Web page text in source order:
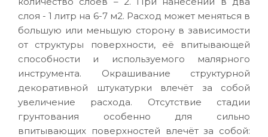
слоя - 1 литр на 6-7 м2. Расход может меняться в
большую или меньшую сторону в зависимости
от структуры поверхности, её впитывающей
способности и используемого малярного
инструмента. Окрашивание структурной
декоративной штукатурки влечёт за собой
увеличение расхода. Отсутствие стадии
грунтования особенно для сильно
впитывающих поверхностей влечёт за собой: